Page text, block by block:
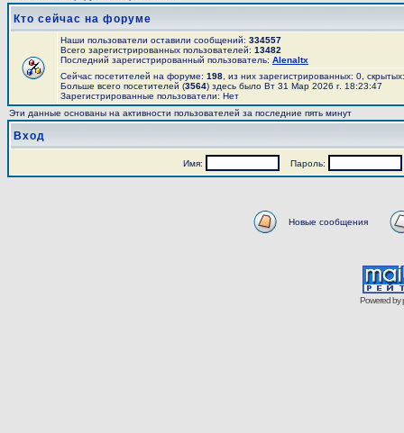
Кто сейчас на форуме
Наши пользователи оставили сообщений: 334557
Всего зарегистрированных пользователей: 13482
Последний зарегистрированный пользователь: AlenaItx
Сейчас посетителей на форуме: 198 , из них зарегистрированных: 0,
Больше всего посетителей (3564) здесь было Вт 31 Мар 2026 г. 18:23:47
Зарегистрированные пользователи: Нет
Эти данные основаны на активности пользователей за последние пять минут
Вход
Имя: Пароль:
Новые сообщения
Powered by